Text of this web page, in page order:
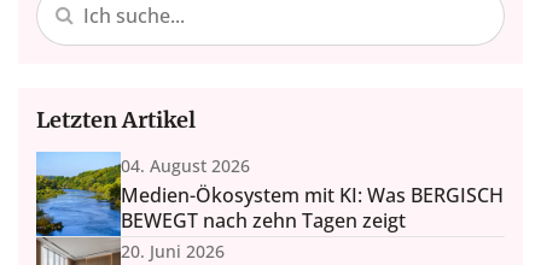
Letzten Artikel
04. August 2026
Medien-Ökosystem mit KI: Was BERGISCH
BEWEGT nach zehn Tagen zeigt
20. Juni 2026